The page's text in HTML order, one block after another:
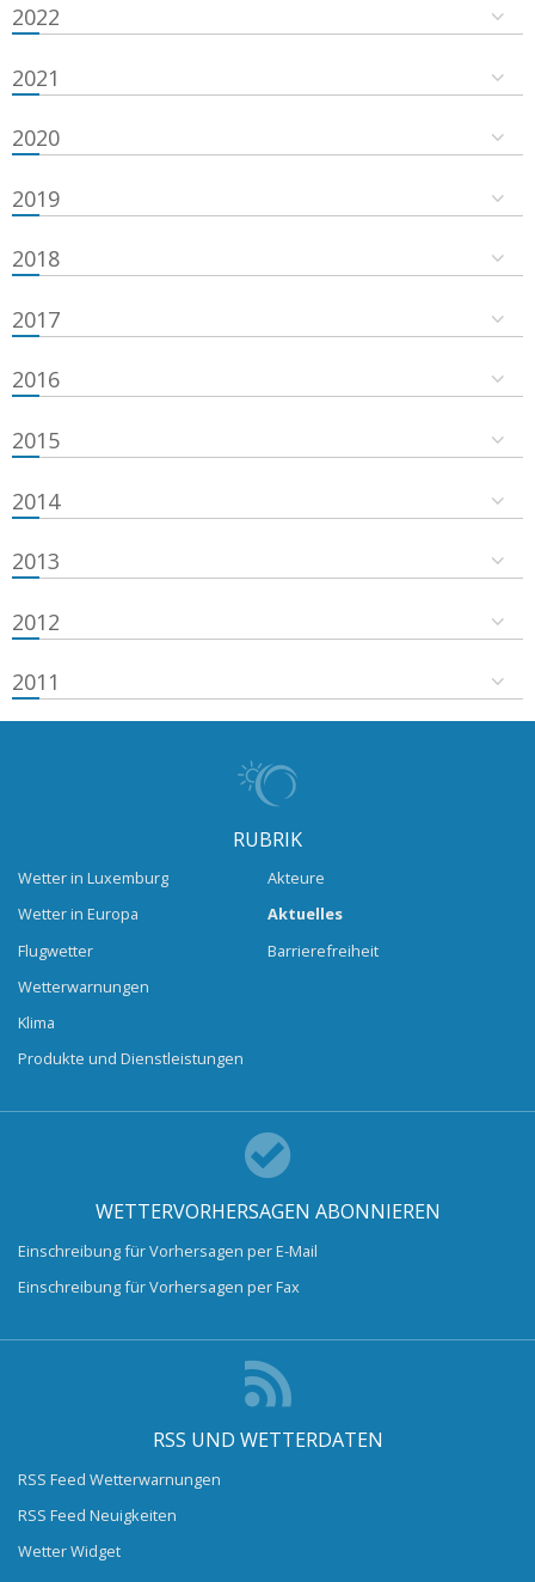
2022
2021
2020
2019
2018
2017
2016
2015
2014
2013
2012
2011
RUBRIK
Wetter in Luxemburg
Wetter in Europa
Flugwetter
Wetterwarnungen
Klima
Produkte und Dienstleistungen
Akteure
Aktuelles
Barrierefreiheit
WETTERVORHERSAGEN ABONNIEREN
Einschreibung für Vorhersagen per E-Mail
Einschreibung für Vorhersagen per Fax
RSS UND WETTERDATEN
RSS Feed Wetterwarnungen
RSS Feed Neuigkeiten
Wetter Widget